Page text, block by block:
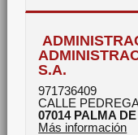
S.A.
971736409
CALLE
07014 PALMA
Más información